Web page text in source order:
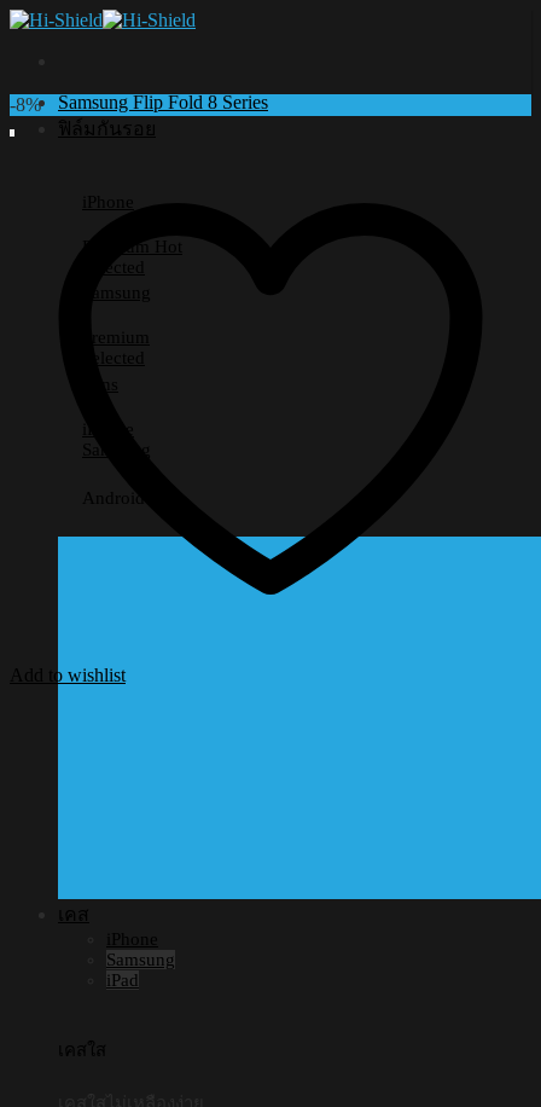
Skip
Samsung Flip Fold 8 Series
ฟิล์มกันรอย
iPhone
Premium
Selected
Samsung
Premium
Selected
Lens
iPhone
Samsung
Android อื่นๆ
เคส
iPhone
Samsung
iPad
เคสใส
-8%
Add to wishlist